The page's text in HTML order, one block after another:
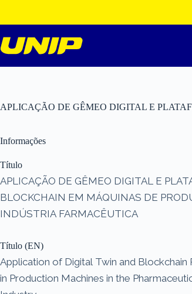
o
conteúdo
APLICAÇÃO DE GÊMEO DIGITAL E
Informações
Título
APLICAÇÃO DE GÊMEO DIGITAL E
BLOCKCHAIN EM MÁQUINAS DE
INDÚSTRIA FARMACÊUTICA
Título (EN)
Application of Digital Twin and Blockchain
in Production Machines in the